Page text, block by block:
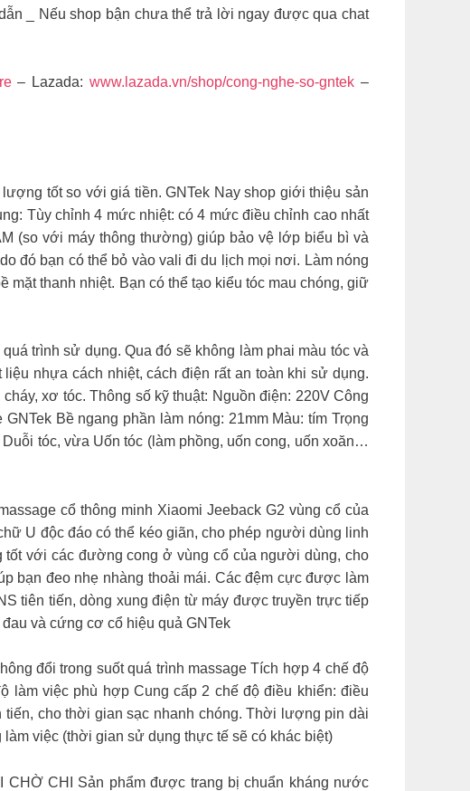
_ Nếu shop bận chưa thể trả lời ngay được qua chat
– Lazada:www.lazada.vn/shop/cong-nghe-so-gntek –
tốt so với giá tiền. GNTek Nay shop giới thiệu sản
Tùy chỉnh 4 mức nhiệt: có 4 mức điều chỉnh cao nhất
(so với máy thông thường) giúp bảo vệ lớp biểu bì và
đó bạn có thể bỏ vào vali đi du lịch mọi nơi. Làm nóng
mặt thanh nhiệt. Bạn có thể tạo kiểu tóc mau chóng, giữ
trình sử dụng. Qua đó sẽ không làm phai màu tóc và
nhựa cách nhiệt, cách điện rất an toàn khi sử dụng.
xơ tóc. Thông số kỹ thuật: Nguồn điện: 220V Công
Bề ngang phần làm nóng: 21mm Màu: tím Trọng
tóc, vừa Uốn tóc (làm phồng, uốn cong, uốn xoăn…
cổ thông minh Xiaomi Jeeback G2 vùng cổ của
U độc đáo có thể kéo giãn, cho phép người dùng linh
tốt với các đường cong ở vùng cổ của người dùng, cho
bạn đeo nhẹ nhàng thoải mái. Các đệm cực được làm
tiên tiến, dòng xung điện từ máy được truyền trực tiếp
và cứng cơ cổ hiệu quả GNTek
đổi trong suốt quá trình massage Tích hợp 4 chế độ
làm việc phù hợp Cung cấp 2 chế độ điều khiển: điều
tiến, cho thời gian sạc nhanh chóng. Thời lượng pin dài
việc (thời gian sử dụng thực tế sẽ có khác biệt)
CHỜ CHI Sản phẩm được trang bị chuẩn kháng nước